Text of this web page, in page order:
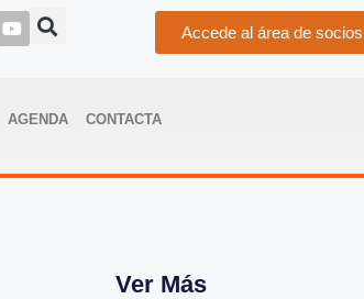
Accede al área de socios
AGENDA CONTACTA
Ver Más